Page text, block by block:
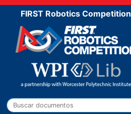
FIRST Robotics Competition